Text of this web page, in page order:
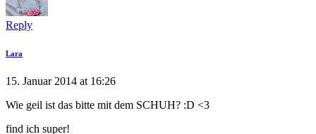
Reply
Lara
15. Januar 2014 at 16:26
Wie geil ist das bitte mit dem SCHUH? :D <3
find ich super!